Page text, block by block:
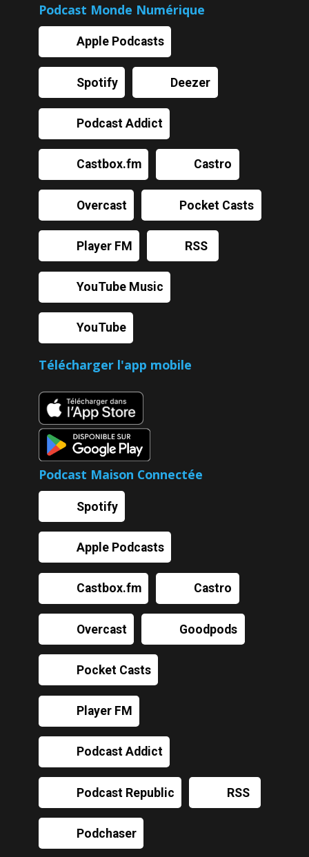
Podcast Monde Numérique
Apple Podcasts
Spotify Deezer
Podcast Addict
Castbox.fm Castro
Overcast Pocket Casts
Player FM RSS
YouTube Music
YouTube
Télécharger l'app mobile
Podcast Maison Connectée
Spotify
Apple Podcasts
Castbox.fm Castro
Overcast Goodpods
Pocket Casts
Player FM
Podcast Addict
Podcast Republic RSS
Podchaser